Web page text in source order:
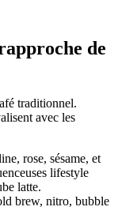
de
traditionnel.
avec les
rose, sésame, et
lifestyle
latte.
brew, nitro, bubble